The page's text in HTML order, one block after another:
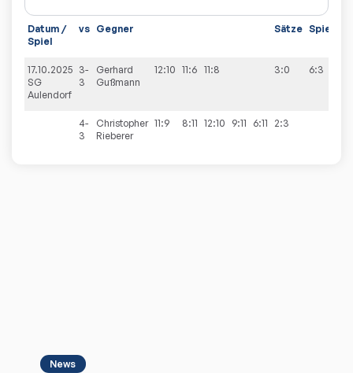
Datum /
Spiel
vs Gegner Sätze Spiele
17.10.2025
SG
Aulendorf
3-
3
Gerhard
Gußmann
12:10 11:6 11:8 3:0 6:3
4-
3
Christopher
Rieberer
11:9 8:11 12:10 9:11 6:11 2:3
News